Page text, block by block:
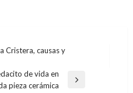
Cristera, causas y
de vida en
pieza cerámica